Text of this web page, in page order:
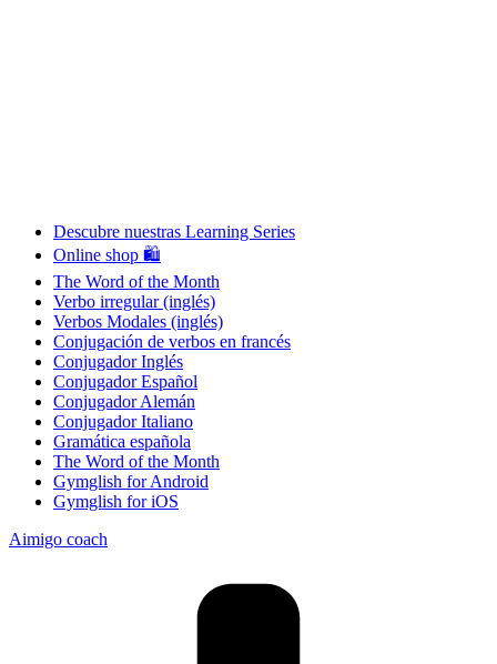
Descubre nuestras Learning Series
Online shop 🛍
The Word of the Month
Verbo irregular (inglés)
Verbos Modales (inglés)
Conjugación de verbos en francés
Conjugador Inglés
Conjugador Español
Conjugador Alemán
Conjugador Italiano
Gramática española
The Word of the Month
Gymglish for Android
Gymglish for iOS
Aimigo coach